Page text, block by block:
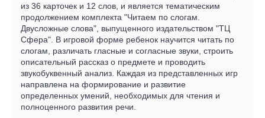
из 36 карточек и 12 слов, и является тематическим
продолжением комплекта "Читаем по слогам.
Двусложные слова", выпущенного издательством "ТЦ
Сфера". В игровой форме ребенок научится читать по
слогам, различать гласные и согласные звуки, строить
описательный рассказ о предмете и проводить
звукобуквенный анализ. Каждая из представленных игр
направлена на формирование и развитие
определенных умений, необходимых для чтения и
полноценного развития речи.